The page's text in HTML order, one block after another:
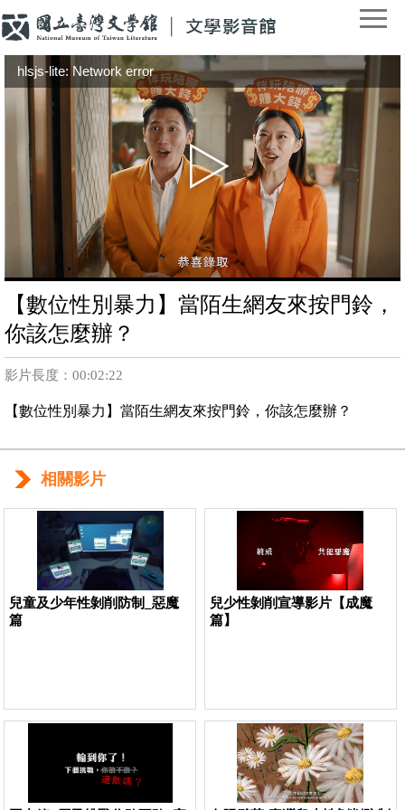
hlsjs-lite: Network error
【數位性別暴力】當陌生網友來按門鈴，
你該怎麼辦？
影片長度：00:02:22
【數位性別暴力】當陌生網友來按門鈴，你該怎麼辦？
相關影片
兒童及少年性剝削防制_惡魔
篇
兒少性剝削宣導影片【成魔
篇】